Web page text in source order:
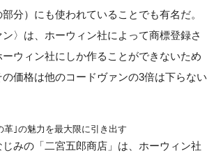
分）にも使われていることでも有名だ。
ン〉は、ホーウィン社によって商標登録さ
ウィン社にしか作ることができないため
価格は他のコードヴァンの3倍は下らない
革｣の魅力を最大限に引き出す
みの「二宮五郎商店」は、ホーウィン社